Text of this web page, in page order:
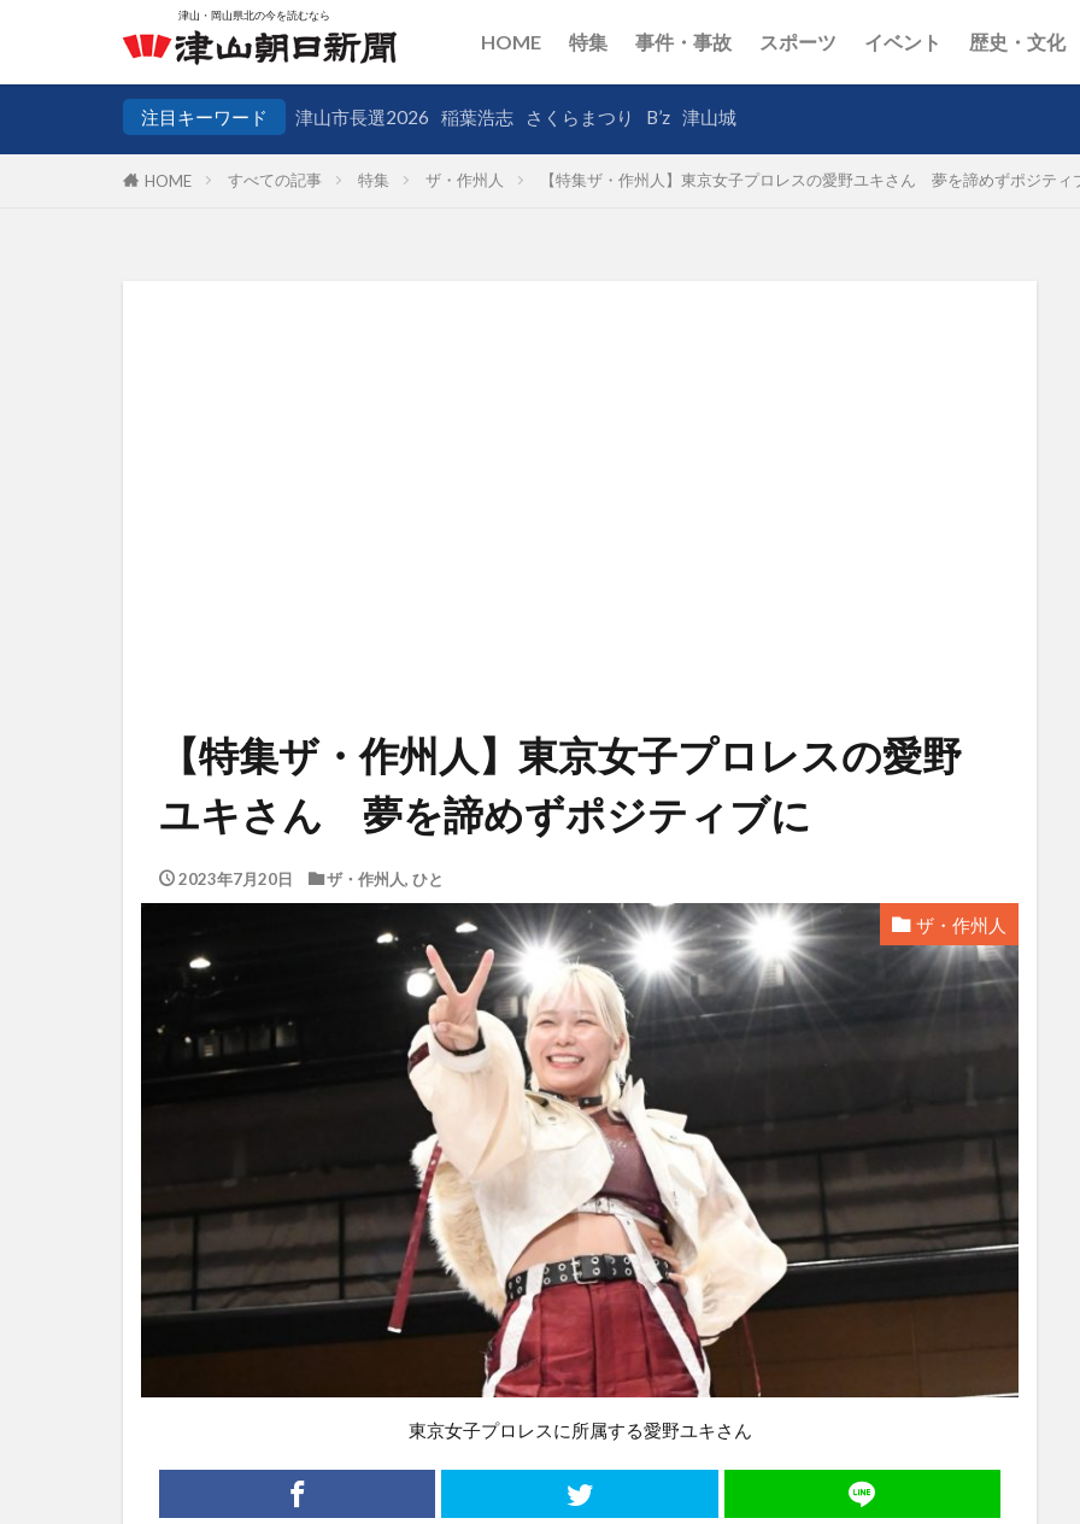
HOME 特集 事件・事故 スポーツ イベント 歴史・文化
注目キーワード 津山市長選2026 稲葉浩志 さくらまつり B’z 津山城
HOME すべての記事 特集 ザ・作州人 【特集ザ・作州人】東京女子プロレスの愛野ユキさん 夢を諦めずポジティ
【特集ザ・作州人】東京女子プロレスの愛野
ユキさん 夢を諦めずポジティブに
2023年7月20日 ザ・作州人, ひと
ザ・作州人
東京女子プロレスに所属する愛野ユキさん